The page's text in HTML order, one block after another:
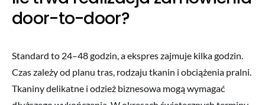
door-to-door?
Standard to 24–48 godzin, a ekspres zajmuje kilka godzin.
Czas zależy od planu tras, rodzaju tkanin i obciążenia pralni.
Tkaniny delikatne i odzież biznesowa mogą wymagać